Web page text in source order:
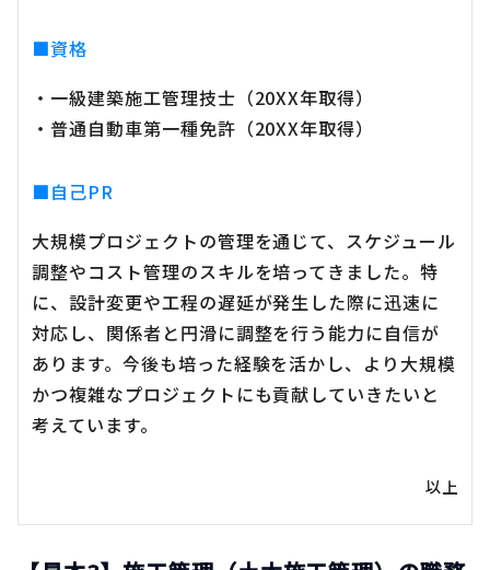
■資格
・一級建築施工管理技士（20XX年取得）
・普通自動車第一種免許（20XX年取得）
■自己PR
大規模プロジェクトの管理を通じて、スケジュール
調整やコスト管理のスキルを培ってきました。特
に、設計変更や工程の遅延が発生した際に迅速に
対応し、関係者と円滑に調整を行う能力に自信が
あります。今後も培った経験を活かし、より大規模
かつ複雑なプロジェクトにも貢献していきたいと
考えています。
以上